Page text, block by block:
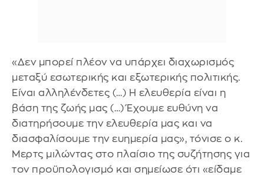
«Δεν μπορεί πλέον να υπάρχει διαχωρισμός
μεταξύ εσωτερικής και εξωτερικής πολιτικής.
Είναι αλληλένδετες (…) Η ελευθερία είναι η
βάση της ζωής μας (…) Έχουμε ευθύνη να
διατηρήσουμε την ελευθερία μας και να
διασφαλίσουμε την ευημερία μας», τόνισε ο κ.
Μερτς μιλώντας στο πλαίσιο της συζήτησης για
τον προϋπολογισμό και σημείωσε ότι «είδαμε